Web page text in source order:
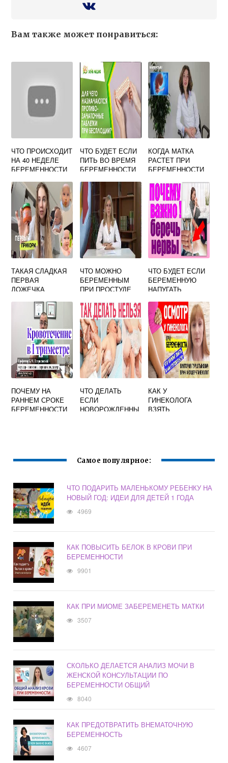
Вам также может понравиться:
ЧТО ПРОИСХОДИТ
НА 40 НЕДЕЛЕ
БЕРЕМЕННОСТИ
ЧТО БУДЕТ ЕСЛИ
ПИТЬ ВО ВРЕМЯ
БЕРЕМЕННОСТИ
ЧНЫЕ
КОГДА МАТКА
РАСТЕТ ПРИ
БЕРЕМЕННОСТИ
ОЩУЩЕНИЯ
ТАКАЯ СЛАДКАЯ
ПЕРВАЯ
ЛОЖЕЧКА
СЛАДКИЕ
ЛОЖЕЧКИ МЕНЮ
ДЛЯ ПЕРВОГО
ПРИКОРМА
ЧТО МОЖНО
БЕРЕМЕННЫМ
ПРИ ПРОСТУДЕ
ЧТО БУДЕТ ЕСЛИ
БЕРЕМЕННУЮ
НАПУГАТЬ
ПОЧЕМУ НА
РАННЕМ СРОКЕ
БЕРЕМЕННОСТИ
ЧТО ДЕЛАТЬ
ЕСЛИ
НОВОРОЖДЕННЫ
КАК У
ГИНЕКОЛОГА
ВЗЯТЬ
Самое популярное:
ЧТО ПОДАРИТЬ МАЛЕНЬКОМУ РЕБЕНКУ НА
НОВЫЙ ГОД: ИДЕИ ДЛЯ ДЕТЕЙ 1 ГОДА
4969
КАК ПОВЫСИТЬ БЕЛОК В КРОВИ ПРИ
БЕРЕМЕННОСТИ
9901
КАК ПРИ МИОМЕ ЗАБЕРЕМЕНЕТЬ МАТКИ
3507
СКОЛЬКО ДЕЛАЕТСЯ АНАЛИЗ МОЧИ В
ЖЕНСКОЙ КОНСУЛЬТАЦИИ ПО
БЕРЕМЕННОСТИ ОБЩИЙ
8040
КАК ПРЕДОТВРАТИТЬ ВНЕМАТОЧНУЮ
БЕРЕМЕННОСТЬ
4607